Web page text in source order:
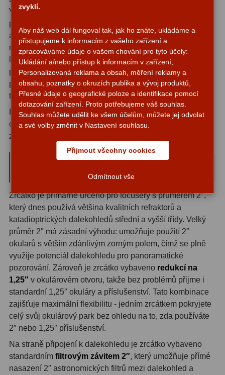
ADC, Tilting
Komponenty 78
Helical výtahy11
Okulárové výtahy44
Adaptéry k okulárovým
výtahům8
Primární zrcadla9
Příslušenství
Redukce 1,25" a 2"
Zrcátka a hranoly2
Výtahy a ostření 1
Hledáčky32
Svítilny 5
Kufry a tašky 64
Čištění28
Ve vodorovné ose však obraz zůstane zrcadlově
převrácený - levá a pravá strana jsou prohozeny. Pro
astronomické pozorování to nepředstavuje žádnou
nevýhodu, protože hvězdná obloha nemá "správnou"
levou a pravou stranu. Pro orientaci v hledáčku nebo při
práci s hvězdnou mapou je sice potřeba na toto zrcadlové
převrácení pamatovat, ale zkušení astronomové si na
tento jev zvyknou velmi rychle.
Pro pozemské pozorování, kde je správná orientace
obrazu ve všech osách důležitá, doporučujeme namísto
zenitního zrcátka použít Amiciho hranol.
Průměr 2″ s redukcí na 1,25″ -
maximální flexibilita
Zrcátko je primárně určeno pro focusery s průměrem 2″,
který dnes používá většina kvalitních refraktorů a
katadioptrických dalekohledů střední a vyšší třídy. Velký
průměr 2″ má zásadní výhodu: umožňuje použití 2″
okularů s větším zdánlivým zorným polem, čímž se plně
využije potenciál dalekohledu pro panoramatické
pozorování. Zároveň je zrcátko vybaveno redukcí na
1,25″ v okulárovém otvoru, takže bez problémů přijme i
standardní 1,25″ okuláry a příslušenství. Tato kombinace
zajišťuje maximální flexibilitu - jedním zrcátkem pokryjete
celý svůj okulárový park bez ohledu na to, zda používáte
2″ nebo 1,25″ příslušenství.
Na straně připojení k dalekohledu je zrcátko vybaveno
standardním filtrovým závitem 2″, který umožňuje přímé
nasazení 2″ astronomických filtrů mezi dalekohled a
zvyklí.
Aby náš web dál fungoval tak, jak ho znáte, ukládáme a
přistupujeme k informacím z vašeho zařízení a
zpracováváme údaje o vašem chování pro tyto účely:
Ukládání a/nebo přístup k informacím v zařízení,
Personalizovaná reklama a obsah, měření reklamy a
obsahu, poznatky o okruzích publika a vývoj produktů,
Přesné údaje o geografické poloze a identifikace pomocí
dotazování zařízení. Proto potřebujeme váš souhlas.
Souhlas můžete udělit ke všem účelům, můžete jej odvolat
a své volby změnit v Nastavení souhlasu.
Přijmout všechny cookies
Odmítnout vše